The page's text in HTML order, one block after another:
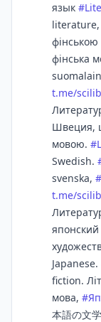
язык #
literature,
фінська
t.me/
Швеция,
мовою. #
Swedish.
svenska, #
t.me/
Japanese.
fiction.
мова, #
本語の文